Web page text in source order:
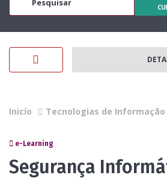
Inicío Tecnologias de Informação
e-Learning
Segurança